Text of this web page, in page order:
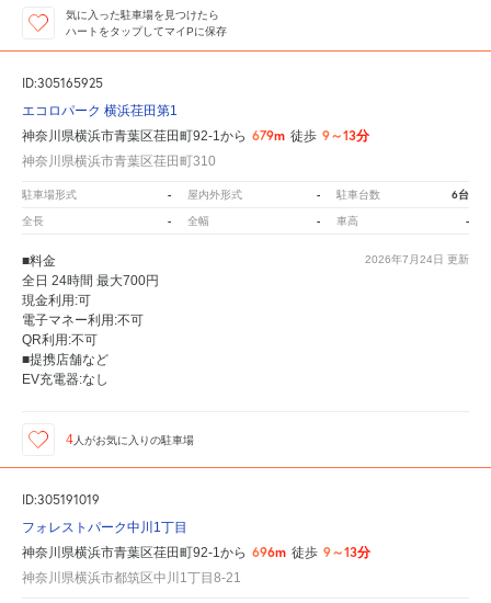
気に入った駐車場を見つけたら
ハートをタップしてマイPに保存
ID:305165925
エコロパーク 横浜荏田第1
神奈川県横浜市青葉区荏田町92-1から 679m 徒歩 9～13分
神奈川県横浜市青葉区荏田町310
駐車場形式 - 屋内外形式 - 駐車台数 6台
全長 - 全幅 - 車高 -
2026年7月24日 更新
■料金
全日 24時間 最大700円
現金利用:可
電子マネー利用:不可
QR利用:不可
■提携店舗など
EV充電器:なし
4 人がお気に入りの駐車場
ID:305191019
フォレストパーク中川1丁目
神奈川県横浜市青葉区荏田町92-1から 696m 徒歩 9～13分
神奈川県横浜市都筑区中川1丁目8-21